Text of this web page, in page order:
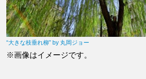
“大きな枝垂れ柳” by 丸岡ジョー
※画像はイメージです。